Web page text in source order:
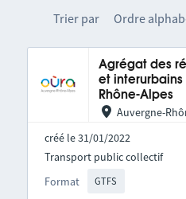
Trier par Ordre
Agrégat des
et interurbains
Rhône-Alpes
Auvergne-
créé le 31/01/2022
Format GTFS
Transport public collectif